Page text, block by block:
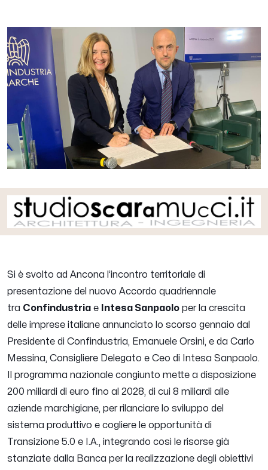
Si è svolto ad Ancona l’incontro territoriale di
presentazione del nuovo Accordo quadriennale
tra Confindustria e Intesa Sanpaolo per la crescita
delle imprese italiane annunciato lo scorso gennaio dal
Presidente di Confindustria, Emanuele Orsini, e da Carlo
Messina, Consigliere Delegato e Ceo di Intesa Sanpaolo.
Il programma nazionale congiunto mette a disposizione
200 miliardi di euro fino al 2028, di cui 8 miliardi alle
aziende marchigiane, per rilanciare lo sviluppo del
sistema produttivo e cogliere le opportunità di
Transizione 5.0 e I.A., integrando così le risorse già
stanziate dalla Banca per la realizzazione degli obiettivi